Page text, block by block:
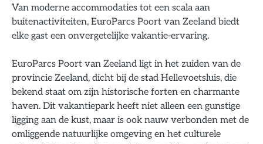
Van moderne accommodaties tot een scala aan
buitenactiviteiten, EuroParcs Poort van Zeeland biedt
elke gast een onvergetelijke vakantie-ervaring.
EuroParcs Poort van Zeeland ligt in het zuiden van de
provincie Zeeland, dicht bij de stad Hellevoetsluis, die
bekend staat om zijn historische forten en charmante
haven. Dit vakantiepark heeft niet alleen een gunstige
ligging aan de kust, maar is ook nauw verbonden met de
omliggende natuurlijke omgeving en het culturele